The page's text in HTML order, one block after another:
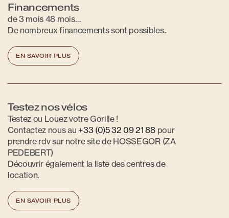
Financements
de 3 mois 48 mois…
De nombreux financements sont possibles..
EN SAVOIR PLUS
Testez nos vélos
Testez ou Louez votre Gorille !
Contactez nous au +33 (0)5 32 09 21 88pour
prendre rdv sur notre site de HOSSEGOR (ZA
PEDEBERT)
Découvrir également la liste des centres de
location.
EN SAVOIR PLUS